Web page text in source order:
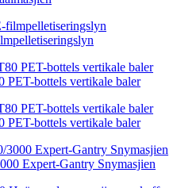
PET-bottels vertikale baler
PET-bottels vertikale baler
Expert-Gantry Snymasjien